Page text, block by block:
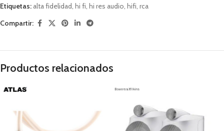
Etiquetas: alta fidelidad hi fi hi res audio hifi rca
Compartir:
Productos relacionados